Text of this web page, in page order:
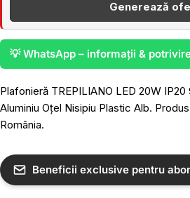
Generează
💡 WhatsApp – informații &
Plafonieră TREPILIANO LED 20W
Aluminiu Oțel Nisipiu Plastic Alb.
România.
Beneficii exclusive pentru